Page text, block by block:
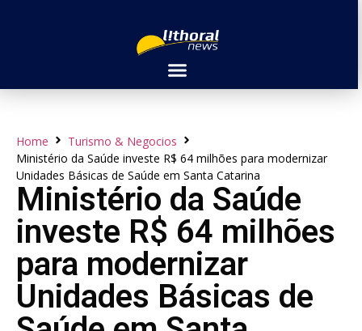
Home
Turismo & Negocios
Ministério da Saúde investe R$ 64 milhões para modernizar
Unidades Básicas de Saúde em Santa Catarina
Ministério da Saúde
investe R$ 64 milhões
para modernizar
Unidades Básicas de